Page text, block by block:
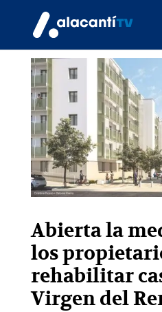
Abierta la
los
rehabilitar
Virgen del